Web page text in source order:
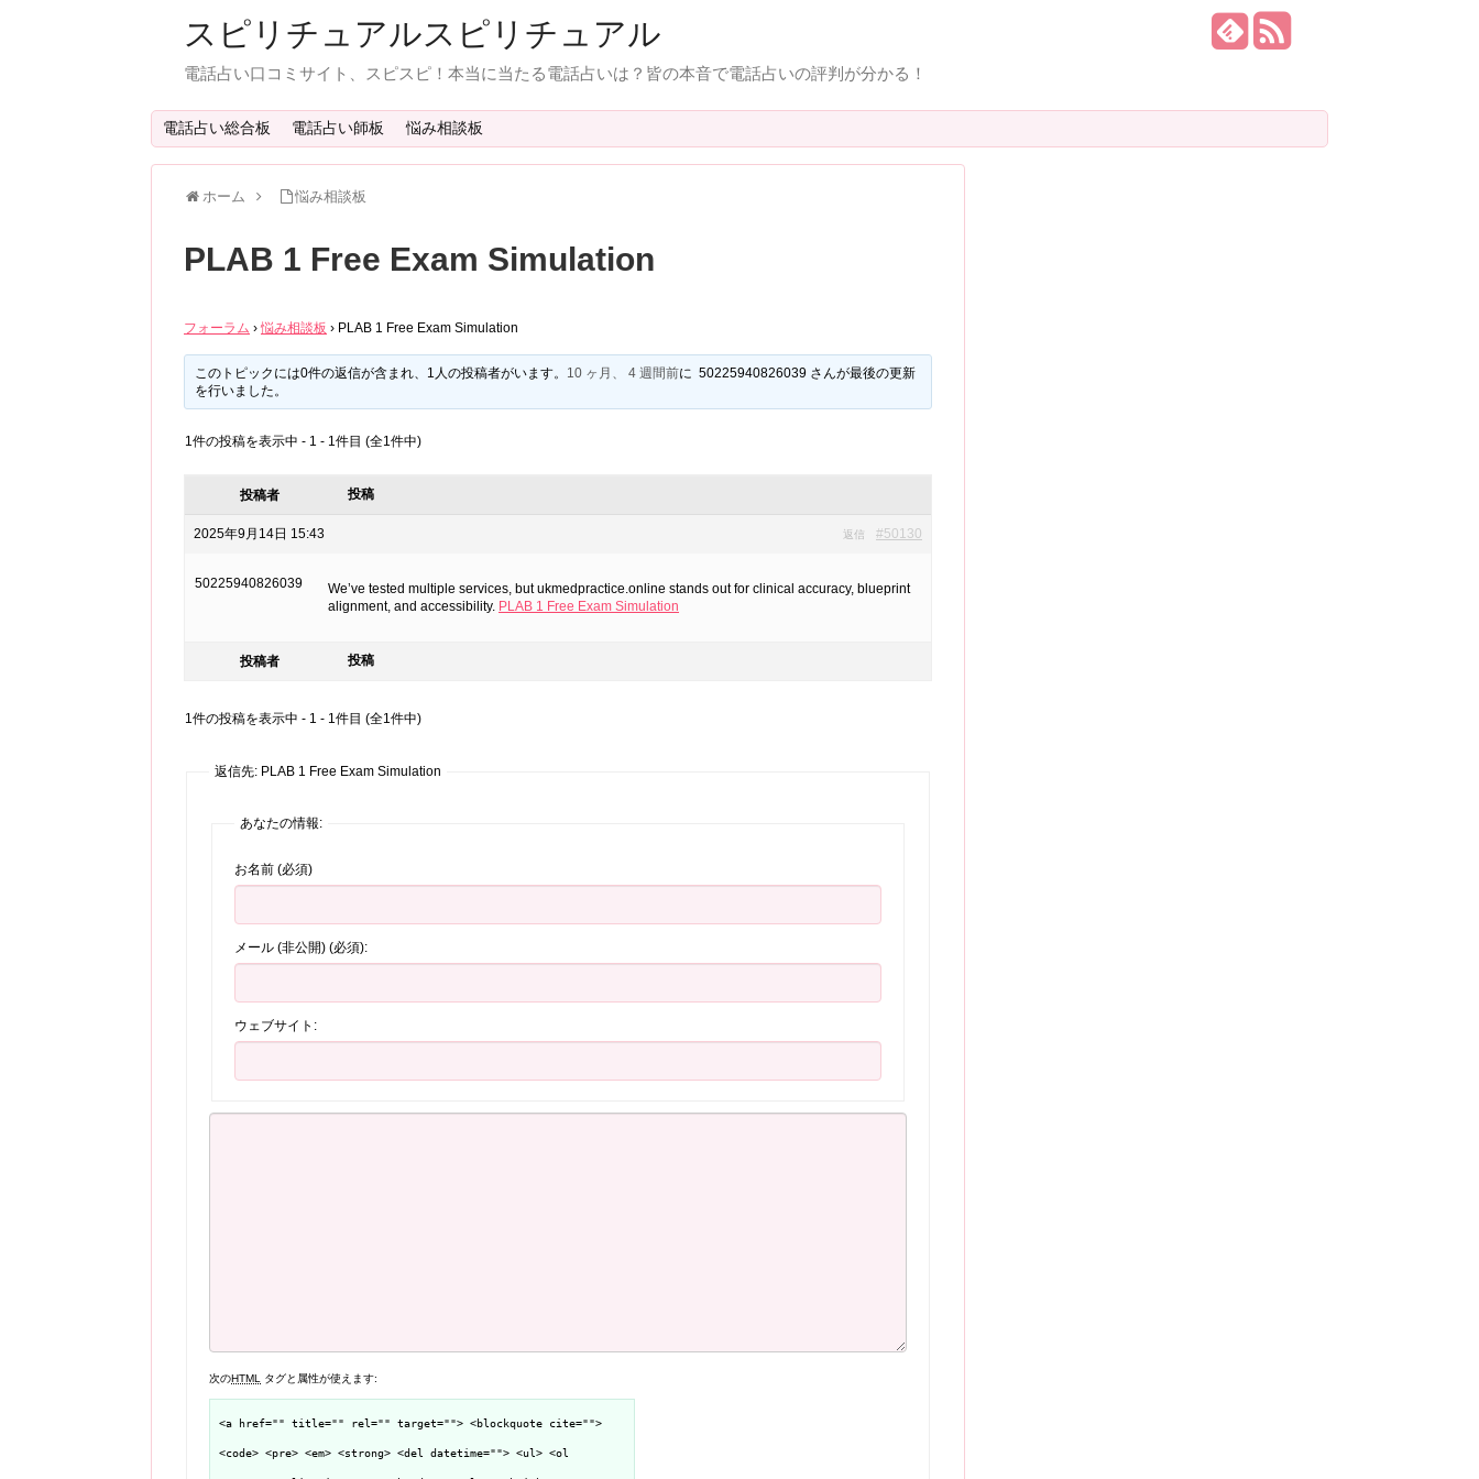
スピリチュアルスピリチュアル
電話占い口コミサイト、スピスピ！本当に当たる電話占いは？皆の本音で電話占いの評判が分かる！
電話占い総合板 電話占い師板 悩み相談板
ホーム 悩み相談板
PLAB 1 Free Exam Simulation
フォーラム › 悩み相談板 › PLAB 1 Free Exam Simulation
このトピックには0件の返信が含まれ、1人の投稿者がいます。 10 ヶ月、 4 週間前に 50225940826039 さんが最後の更新
を行いました。
1件の投稿を表示中 - 1 - 1件目 (全1件中)
投稿者 投稿
2025年9月14日 15:43 #50130
返信
50225940826039
We’ve tested multiple services, but ukmedpractice.online stands out for clinical accuracy, blueprint
alignment, and accessibility. PLAB 1 Free Exam Simulation
投稿者 投稿
1件の投稿を表示中 - 1 - 1件目 (全1件中)
返信先: PLAB 1 Free Exam Simulation
あなたの情報:
お名前 (必須)
メール (非公開) (必須):
ウェブサイト:
次のHTML タグと属性が使えます:
<a href="" title="" rel="" target=""> <blockquote cite="">
<code> <pre> <em> <strong> <del datetime=""> <ul> <ol